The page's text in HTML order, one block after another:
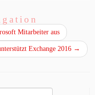
Mitarbeiter aus
Exchange 2016 →